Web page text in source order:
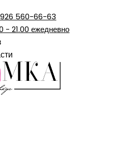
560-66-63
- 21.00 ежедневно